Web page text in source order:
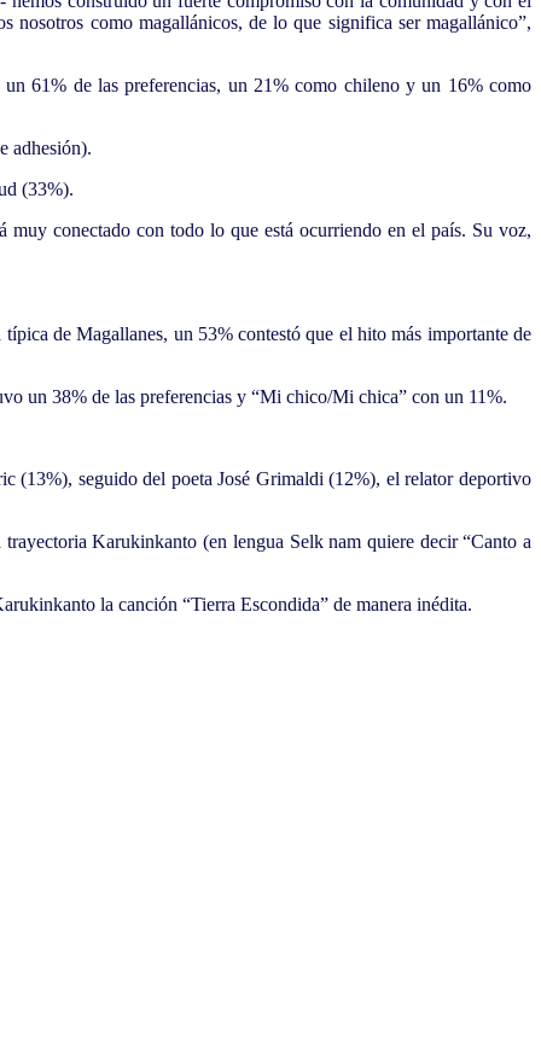
nosotros como magallánicos, de lo que significa ser magallánico”,
61% de las preferencias, un 21% como chileno y un 16% como
adhesión).
(33%).
conectado con todo lo que está ocurriendo en el país. Su voz,
de Magallanes, un 53% contestó que el hito más importante de
un 38% de las preferencias y “Mi chico/Mi chica” con un 11%.
(13%), seguido del poeta José Grimaldi (12%), el relator deportivo
Karukinkanto (en lengua Selk nam quiere decir “Canto a
la canción “Tierra Escondida” de manera inédita.